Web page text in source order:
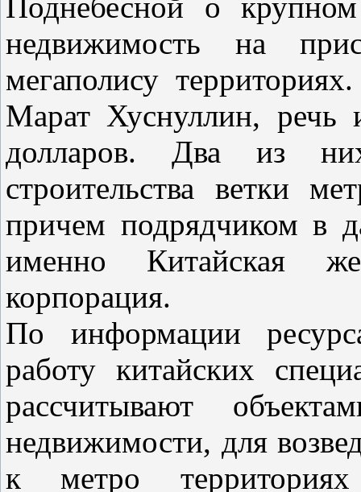
недвижимость на
мегаполису
Марат Хуснуллин,
долларов. Два из
строительства ветки
причем подрядчиком в
именно Китайская
корпорация.
По информации
работу китайских
рассчитывают
недвижимости, для
к метро территориях